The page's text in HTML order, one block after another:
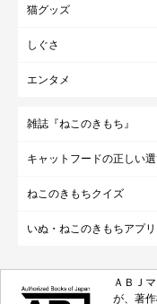
猫グッズ
しぐさ
エンタメ
雑誌『ねこのきもち』
キャットフードの正しい
ねこのきもちクイズ
いぬ・ねこのきもちアプリ
ＡＢＪ
が、著